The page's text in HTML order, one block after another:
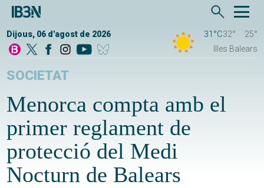
Dijous, 06 d'agost de 2026 31°C32°
25°
Illes Balears
SOCIETAT
Menorca compta amb el
primer reglament de
protecció del Medi
Nocturn de Balears